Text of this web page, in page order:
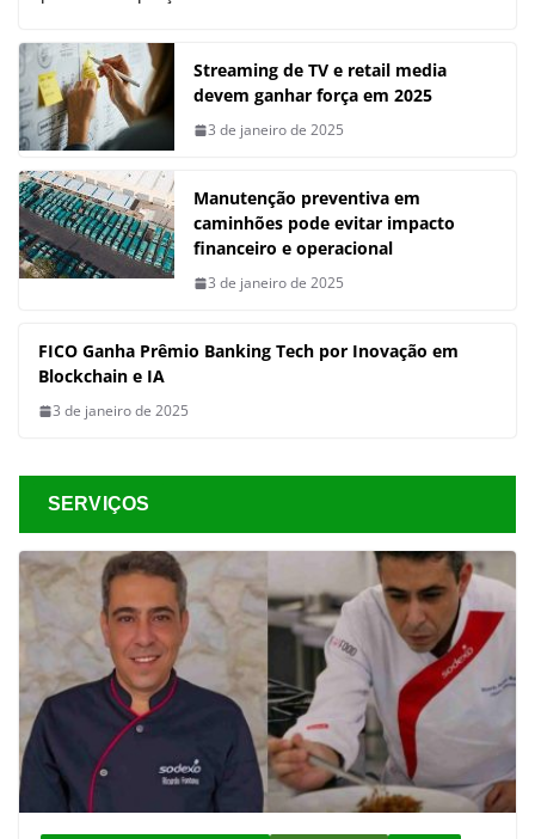
Streaming de TV e retail media
devem ganhar força em 2025
3 de janeiro de 2025
Manutenção preventiva em
caminhões pode evitar impacto
financeiro e operacional
3 de janeiro de 2025
FICO Ganha Prêmio Banking Tech por Inovação em
Blockchain e IA
3 de janeiro de 2025
SERVIÇOS